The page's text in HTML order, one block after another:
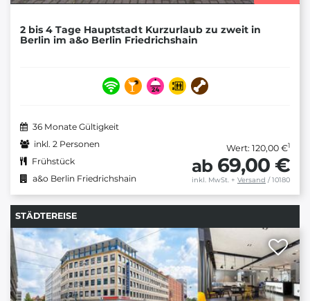
2 bis 4 Tage Hauptstadt Kurzurlaub zu zweit in
Berlin im a&o Berlin Friedrichshain
36 Monate Gültigkeit
inkl. 2 Personen
Frühstück
a&o Berlin Friedrichshain
Wert: 120,00 €1
ab 69,00 €
inkl. MwSt. + Versand / 10180
STÄDTEREISE